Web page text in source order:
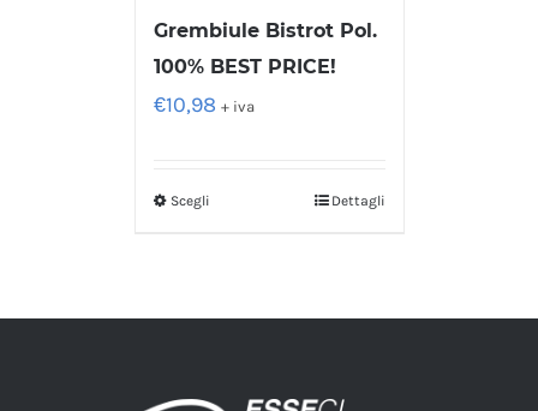
Grembiule Bistrot Pol.
100% BEST PRICE!
€10,98 + iva
Scegli Dettagli